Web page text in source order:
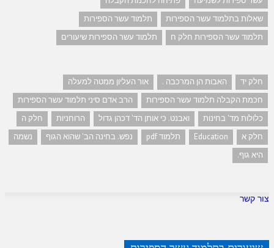
שאלות בתלמוד עשר הספירות
תלמוד עשר הספירות
תלמוד עשר הספירות חלק ח
תלמוד עשר הספירות שיעורים
חלק יד האבות הן המרכבה .
אור העליון ממטה למעלה
חכמת הקבלה תלמוד עשר הספירות
הרב אדם סיני תלמוד עשר הספירות
כלולות מד' בחינות
ואבנט. כי אותן הד' דכהן גדול הרוחניות
חלק ה
חלק א
Education תלמוד pdf נפש. בחינה הב' שהוא הגוף
נשמה
היא גוף.
צור קשר